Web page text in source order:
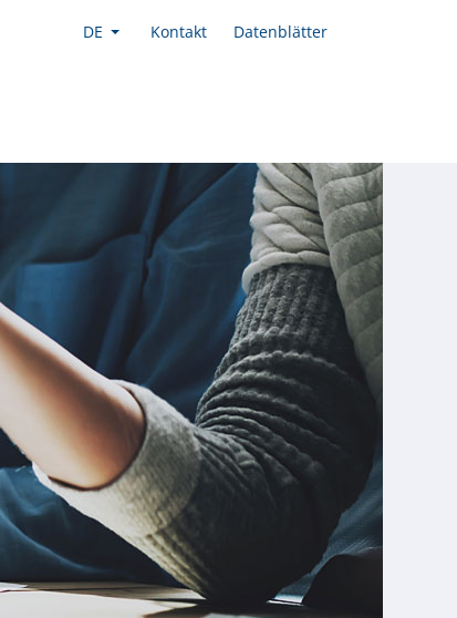
DE Kontakt Datenblätter